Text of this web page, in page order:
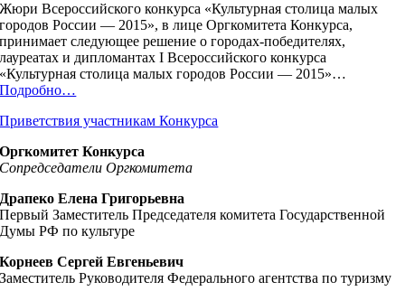
Жюри Всероссийского конкурса «Культурная столица малых
городов России — 2015», в лице Оргкомитета Конкурса,
принимает следующее решение о городах-победителях,
лауреатах и дипломантах I Всероссийского конкурса
«Культурная столица малых городов России — 2015»…
Подробно…
Приветствия участникам Конкурса
Оргкомитет Конкурса
Сопредседатели Оргкомитета
Драпеко Елена Григорьевна
Первый Заместитель Председателя комитета Государственной
Думы РФ по культуре
Корнеев Сергей Евгеньевич
Заместитель Руководителя Федерального агентства по туризму